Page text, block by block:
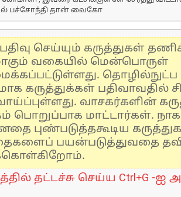
பச்சோந்தி தான் வைகோ
செய்யும் கருத்துகள்
வகையில் மென்பொருள்
கருத்துக்கள் பதிவாவதில்
வாசகர்களின்
பொறுப்பாக மாட்டார்கள்.
புண்படுத்தகூடிய
பயன்படுத்துவதை
தட்டச்சு செய்ய Ctrl+G -ஐ